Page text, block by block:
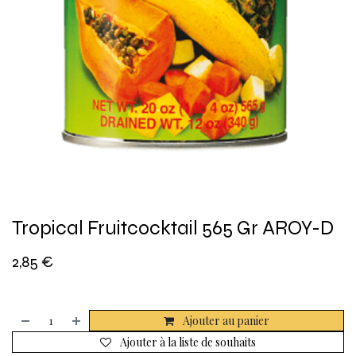
Tropical Fruitcocktail 565 Gr AROY-D
2,85 €
Ajouter au panier
Ajouter à la liste de souhaits